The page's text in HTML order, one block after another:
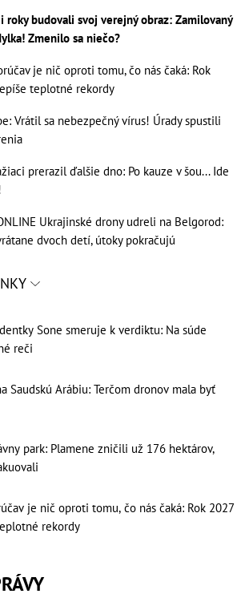
roky budovali svoj verejný obraz: Zamilovaný
Zmenilo sa niečo?
je nič oproti tomu, čo nás čaká: Rok
teplotné rekordy
Vrátil sa nebezpečný vírus! Úrady spustili
prerazil ďalšie dno: Po kauze v šou... Ide
Ukrajinské drony udreli na Belgorod:
dvoch detí, útoky pokračujú
Sone smeruje k verdiktu: Na súde
reči
Saudskú Arábiu: Terčom dronov mala byť
park: Plamene zničili už 176 hektárov,
je nič oproti tomu, čo nás čaká: Rok 2027
rekordy